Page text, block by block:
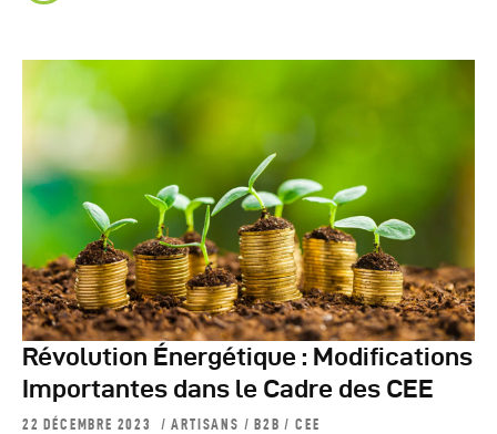
Révolution Énergétique : Modifications
Importantes dans le Cadre des CEE
22 DÉCEMBRE 2023 ARTISANS /B2B /CEE